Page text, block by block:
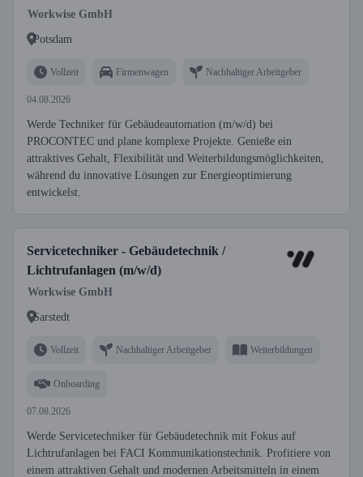
Workwise GmbH
Potsdam
Vollzeit Firmenwagen Nachhaltiger Arbeitgeber
04.08.2026
Werde Techniker für Gebäudeautomation (m/w/d) bei
PROCONTEC und plane komplexe Projekte. Genieße ein
attraktives Gehalt, Flexibilität und Weiterbildungsmöglichkeiten,
während du innovative Lösungen zur Energieoptimierung
entwickelst.
Servicetechniker - Gebäudetechnik /
Lichtrufanlagen (m/w/d)
Workwise GmbH
Sarstedt
Vollzeit Nachhaltiger Arbeitgeber Weiterbildungen
Onboarding
07.08.2026
Werde Servicetechniker für Gebäudetechnik mit Fokus auf
Lichtrufanlagen bei FACI Kommunikationstechnik. Profitiere von
einem attraktiven Gehalt und modernen Arbeitsmitteln in einem